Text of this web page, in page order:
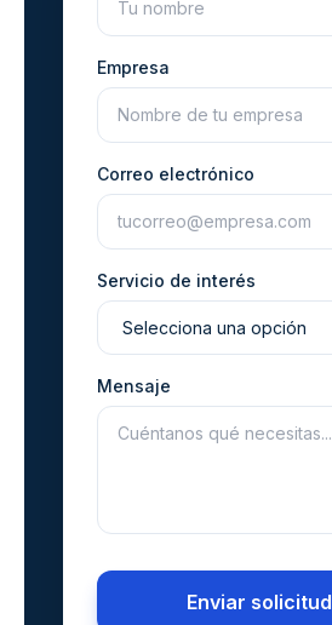
Empresa
Correo electrónico
Servicio de interés
Mensaje
Enviar solicitud